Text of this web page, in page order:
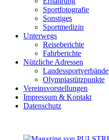
Sportfotografie
Sonstiges
Sportmedizin
Unterwegs
Reiseberichte
Fahrberichte
Nützliche Adressen
Landessportverbände
Olympiastützpunkte
Vereinsvorstellungen
Impressum & Kontakt
Datenschutz